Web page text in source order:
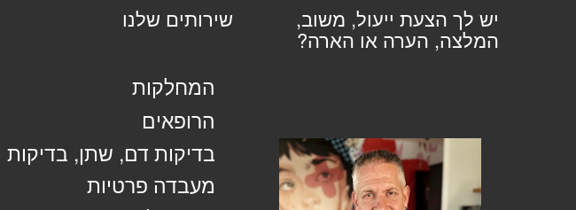
יש לך הצעת ייעול, משוב,
המלצה, הערה או הארה?
שירותים שלנו
המחלקות
הרופאים
בדיקות דם, שתן, בדיקות
מעבדה פרטיות